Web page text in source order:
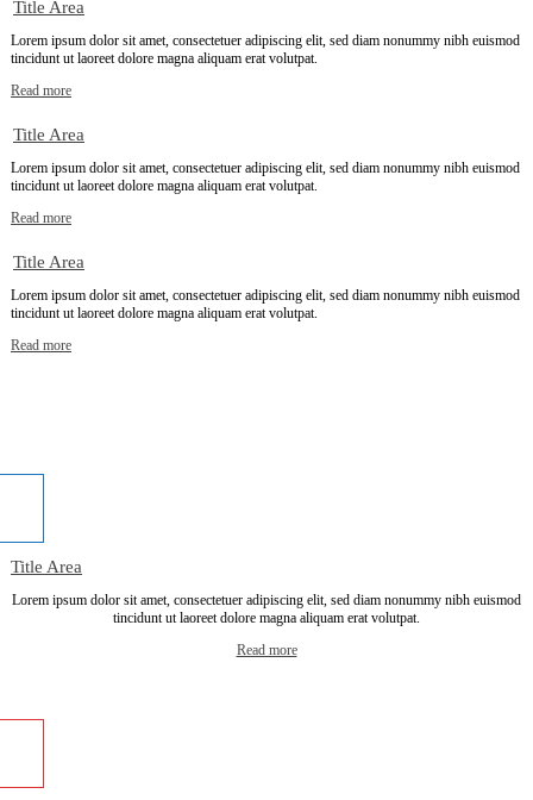
Title Area
Lorem ipsum dolor sit amet, consectetuer adipiscing elit, sed diam nonummy nibh euismod
tincidunt ut laoreet dolore magna aliquam erat volutpat.
Read more
Title Area
Lorem ipsum dolor sit amet, consectetuer adipiscing elit, sed diam nonummy nibh euismod
tincidunt ut laoreet dolore magna aliquam erat volutpat.
Read more
Title Area
Lorem ipsum dolor sit amet, consectetuer adipiscing elit, sed diam nonummy nibh euismod
tincidunt ut laoreet dolore magna aliquam erat volutpat.
Read more
Title Area
Lorem ipsum dolor sit amet, consectetuer adipiscing elit, sed diam nonummy nibh euismod
tincidunt ut laoreet dolore magna aliquam erat volutpat.
Read more